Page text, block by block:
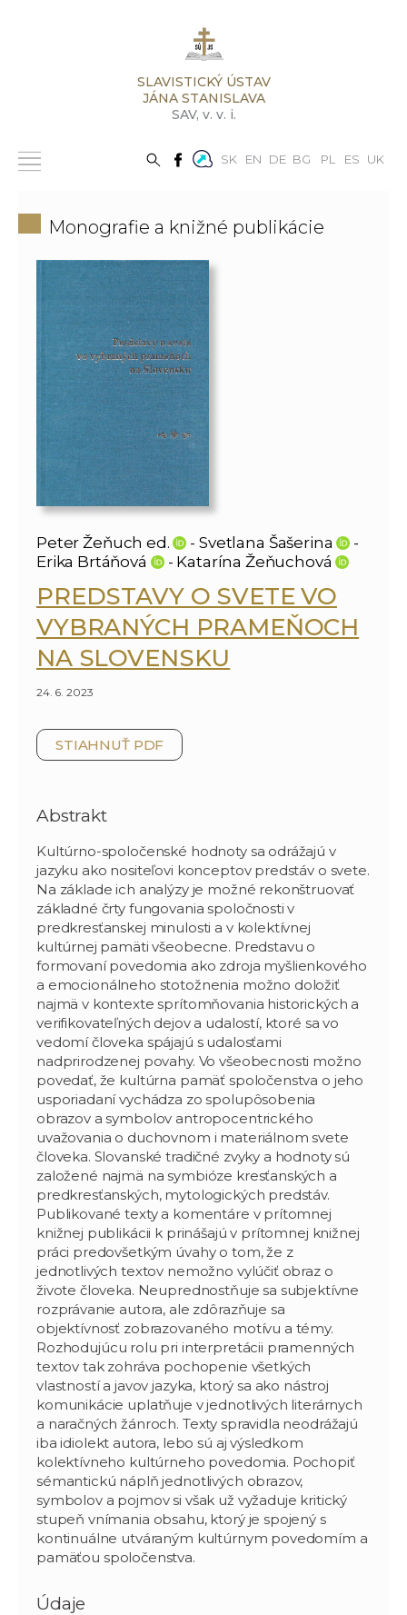
SLAVISTICKÝ ÚSTAV
JÁNA STANISLAVA
SAV, v. v. i.
UK
ES
PL
BG
DE
EN
SK
Monografie a knižné publikácie
Peter Žeňuch ed. - Svetlana Šašerina
-
Erika Brtáňová
- Katarína Žeňuchová
PREDSTAVY O SVETE VO
VYBRANÝCH PRAMEŇOCH
NA SLOVENSKU
24. 6. 2023
STIAHNUŤ PDF
Abstrakt
Kultúrno-spoločenské hodnoty sa odrážajú v
jazyku ako nositeľovi konceptov predstáv o svete.
Na základe ich analýzy je možné rekonštruovať
základné črty fungovania spoločnosti v
predkresťanskej minulosti a v kolektívnej
kultúrnej pamäti všeobecne. Predstavu o
formovaní povedomia ako zdroja myšlienkového
a emocionálneho stotožnenia možno doložiť
najmä v kontexte sprítomňovania historických a
verifikovateľných dejov a udalostí, ktoré sa vo
vedomí človeka spájajú s udalosťami
nadprirodzenej povahy. Vo všeobecnosti možno
povedať, že kultúrna pamäť spoločenstva o jeho
usporiadaní vychádza zo spolupôsobenia
obrazov a symbolov antropocentrického
uvažovania o duchovnom i materiálnom svete
človeka. Slovanské tradičné zvyky a hodnoty sú
založené najmä na symbióze kresťanských a
predkresťanských, mytologických predstáv.
Publikované texty a komentáre v prítomnej
knižnej publikácii k prinášajú v prítomnej knižnej
práci predovšetkým úvahy o tom, že z
jednotlivých textov nemožno vylúčiť obraz o
živote človeka. Neuprednostňuje sa subjektívne
rozprávanie autora, ale zdôrazňuje sa
objektívnosť zobrazovaného motívu a témy.
Rozhodujúcu rolu pri interpretácii pramenných
textov tak zohráva pochopenie všetkých
vlastností a javov jazyka, ktorý sa ako nástroj
komunikácie uplatňuje v jednotlivých literárnych
a naračných žánroch. Texty spravidla neodrážajú
iba idiolekt autora, lebo sú aj výsledkom
kolektívneho kultúrneho povedomia. Pochopiť
sémantickú náplň jednotlivých obrazov,
symbolov a pojmov si však už vyžaduje kritický
stupeň vnímania obsahu, ktorý je spojený s
kontinuálne utváraným kultúrnym povedomím a
pamäťou spoločenstva.
Údaje